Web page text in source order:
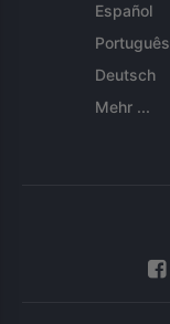
Español
Português
Deutsch
Mehr ...